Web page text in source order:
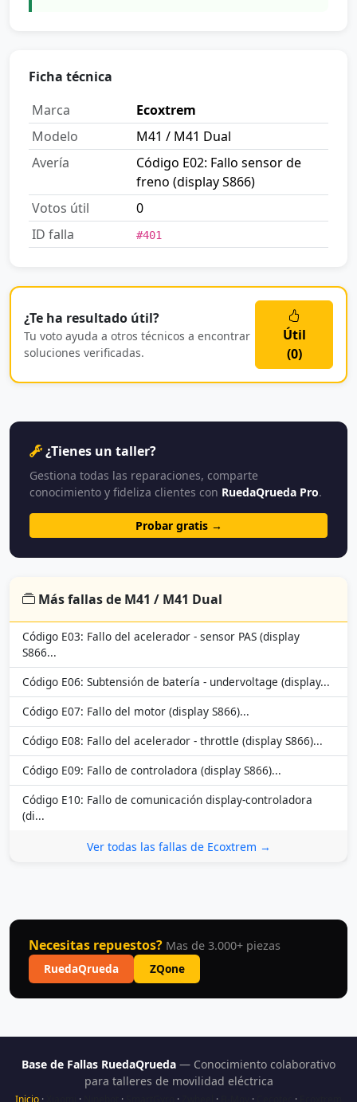
Ficha técnica
Marca
Ecoxtrem
Modelo
M41 / M41 Dual
Avería
Código E02: Fallo sensor de
freno (display S866)
Votos útil
0
ID falla
#401
¿Te ha resultado útil?
Tu voto ayuda a otros técnicos a encontrar
soluciones verificadas.
Útil
(0)
¿Tienes un taller?
Gestiona todas las reparaciones, comparte
conocimiento y fideliza clientes con RuedaQrueda Pro.
Probar gratis →
Más fallas de M41 / M41 Dual
Código E03: Fallo del acelerador - sensor PAS (display
S866...
Código E06: Subtensión de batería - undervoltage (display...
Código E07: Fallo del motor (display S866)...
Código E08: Fallo del acelerador - throttle (display S866)...
Código E09: Fallo de controladora (display S866)...
Código E10: Fallo de comunicación display-controladora
(di...
Ver todas las fallas de Ecoxtrem →
Necesitas repuestos? Mas de 3.000+ piezas
RuedaQrueda
ZQone
Base de Fallas RuedaQrueda — Conocimiento colaborativo
para talleres de movilidad eléctrica
Inicio · · · · · · ·